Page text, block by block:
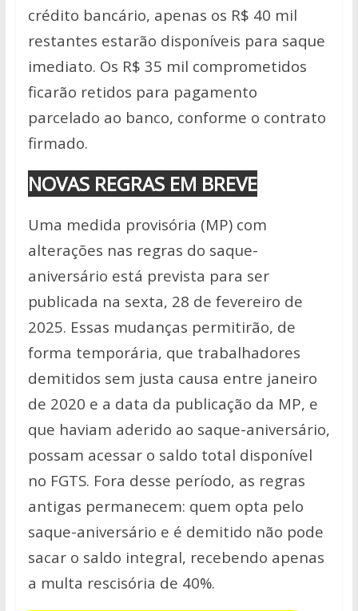
crédito bancário, apenas os R$ 40 mil
restantes estarão disponíveis para saque
imediato. Os R$ 35 mil comprometidos
ficarão retidos para pagamento
parcelado ao banco, conforme o contrato
firmado.
NOVAS REGRAS EM BREVE
Uma medida provisória (MP) com
alterações nas regras do saque-
aniversário está prevista para ser
publicada na sexta, 28 de fevereiro de
2025. Essas mudanças permitirão, de
forma temporária, que trabalhadores
demitidos sem justa causa entre janeiro
de 2020 e a data da publicação da MP, e
que haviam aderido ao saque-aniversário,
possam acessar o saldo total disponível
no FGTS. Fora desse período, as regras
antigas permanecem: quem opta pelo
saque-aniversário e é demitido não pode
sacar o saldo integral, recebendo apenas
a multa rescisória de 40%.